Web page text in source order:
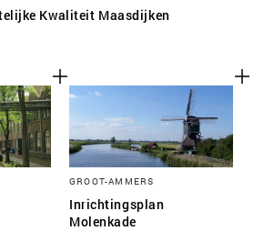
Kwaliteit Maasdijken
GROOT-AMMERS
Inrichtingsplan
Molenkade